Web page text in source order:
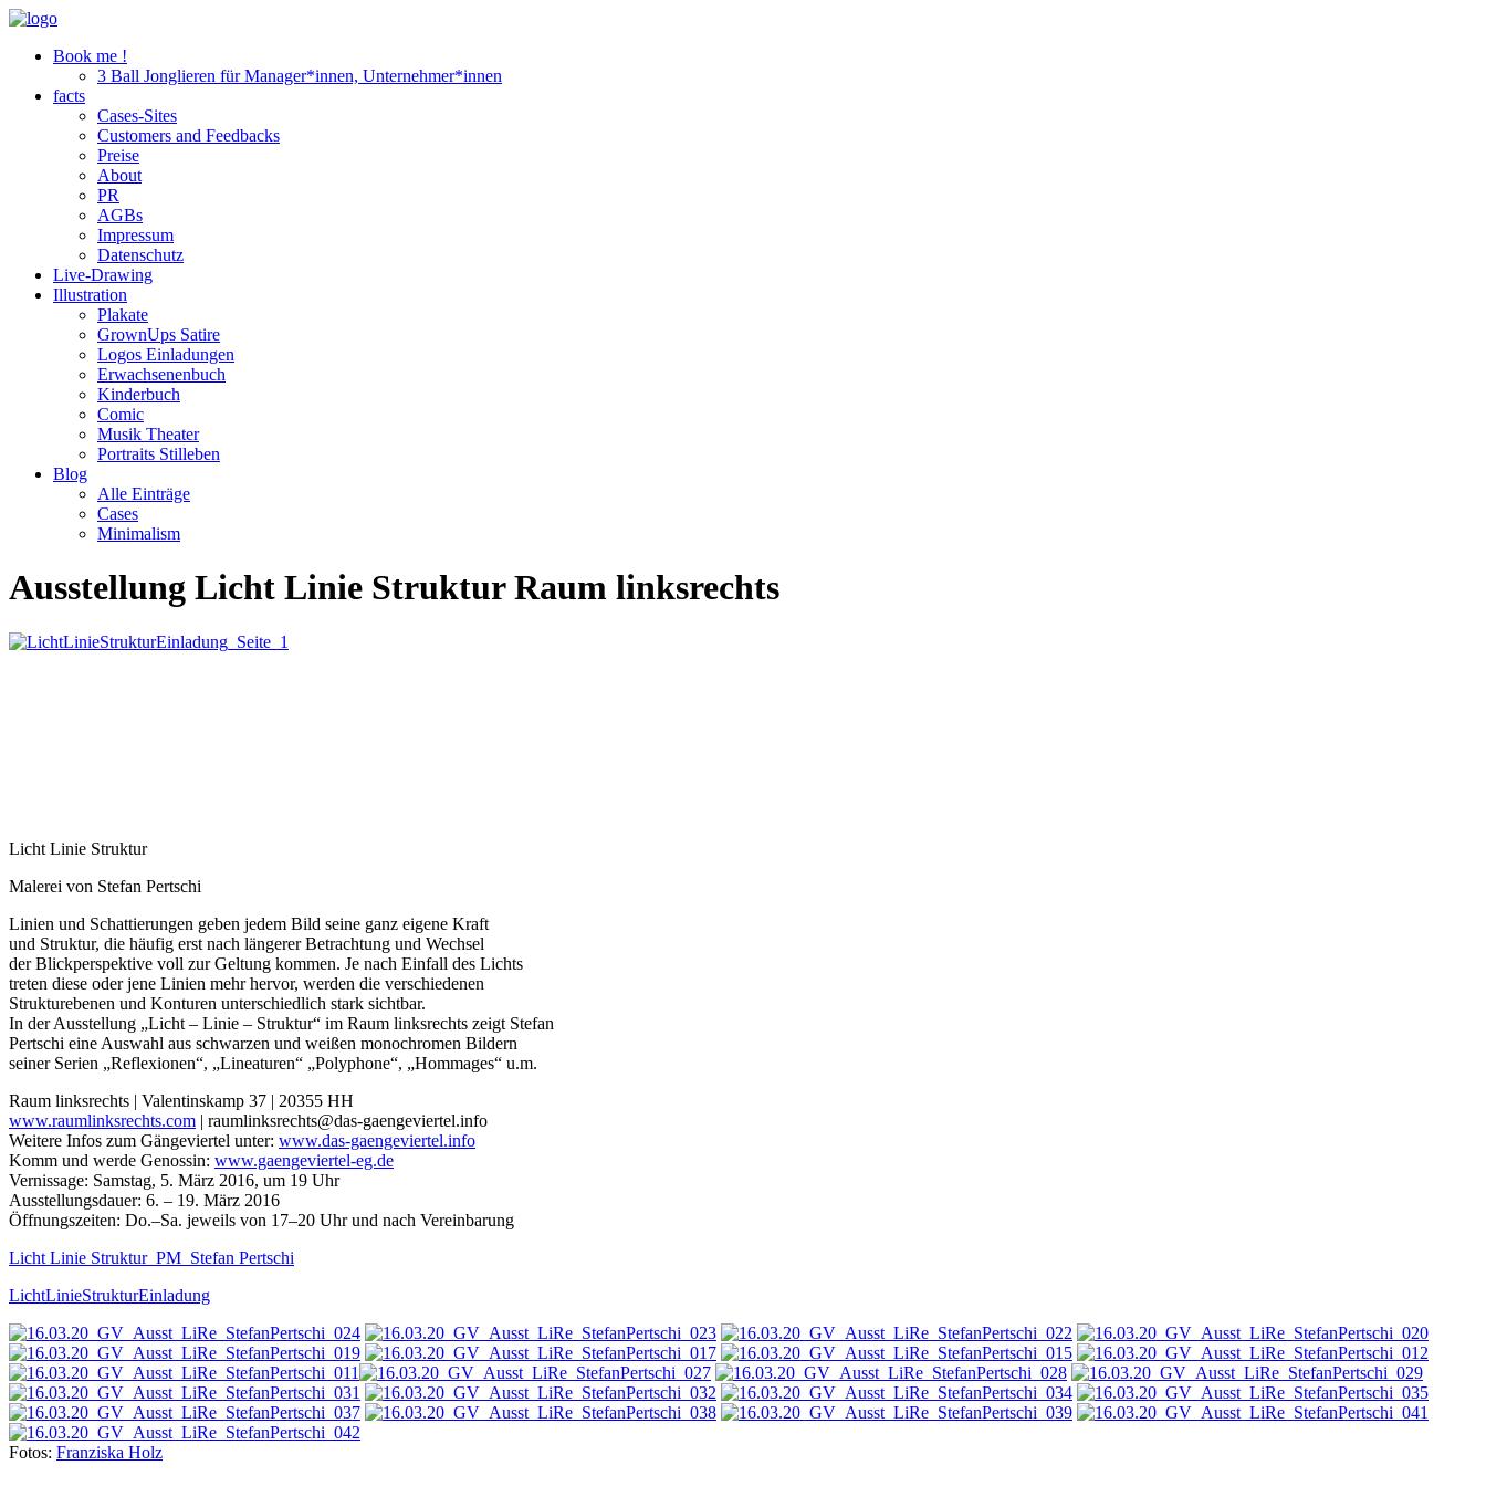
Book me !
3 Ball Jonglieren für Manager*innen, Unternehmer*innen
facts
Cases-Sites
Customers and Feedbacks
Preise
About
PR
AGBs
Impressum
Datenschutz
Live-Drawing
Illustration
Plakate
GrownUps Satire
Logos Einladungen
Erwachsenenbuch
Kinderbuch
Comic
Musik Theater
Portraits Stilleben
Blog
Alle Einträge
Cases
Minimalism
Ausstellung Licht Linie Struktur Raum linksrechts
Licht Linie Struktur
Malerei von Stefan Pertschi
Linien und Schattierungen geben jedem Bild seine ganz eigene Kraft
und Struktur, die häufig erst nach längerer Betrachtung und Wechsel
der Blickperspektive voll zur Geltung kommen. Je nach Einfall des Lichts
treten diese oder jene Linien mehr hervor, werden die verschiedenen
Strukturebenen und Konturen unterschiedlich stark sichtbar.
In der Ausstellung „Licht – Linie – Struktur“ im Raum linksrechts zeigt Stefan
Pertschi eine Auswahl aus schwarzen und weißen monochromen Bildern
seiner Serien „Reflexionen“, „Lineaturen“ „Polyphone“, „Hommages“ u.m.
Raum linksrechts | Valentinskamp 37 | 20355 HH
www.raumlinksrechts.com | raumlinksrechts@das-gaengeviertel.info
Weitere Infos zum Gängeviertel unter: www.das-gaengeviertel.info
Komm und werde Genossin: www.gaengeviertel-eg.de
Vernissage: Samstag, 5. März 2016, um 19 Uhr
Ausstellungsdauer: 6. – 19. März 2016
Öffnungszeiten: Do.–Sa. jeweils von 17–20 Uhr und nach Vereinbarung
Licht Linie Struktur_PM_Stefan Pertschi
LichtLinieStrukturEinladung
Fotos: Franziska Holz